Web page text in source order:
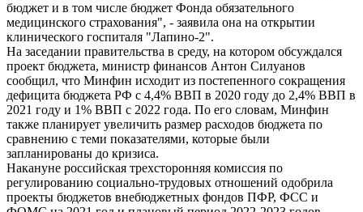
бюджет и в том числе бюджет Фонда обязательного
медицинского страхования", - заявила она на открытии
клинического госпиталя "Лапино-2".
На заседании правительства в среду, на котором обсуждался
проект бюджета, министр финансов Антон Силуанов
сообщил, что Минфин исходит из постепенного сокращения
дефицита бюджета РФ с 4,4% ВВП в 2020 году до 2,4% ВВП в
2021 году и 1% ВВП с 2022 года. По его словам, Минфин
также планирует увеличить размер расходов бюджета по
сравнению с теми показателями, которые были
запланированы до кризиса.
Накануне российская трехсторонняя комиссия по
регулированию социально-трудовых отношений одобрила
проекты бюджетов внебюджетных фондов ПФР, ФСС и